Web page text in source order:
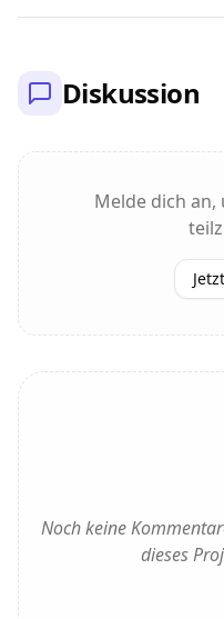
Diskussion
Melde dich
Noch keine
dieses